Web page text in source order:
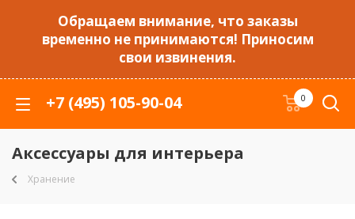
Обращаем внимание, что заказы
временно не принимаются! Приносим
свои извинения.
+7 (495) 105-90-04 0
Аксессуары для интерьера
Хранение